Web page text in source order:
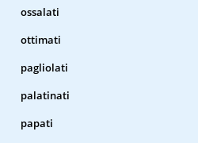
ossalati
ottimati
pagliolati
palatinati
papati